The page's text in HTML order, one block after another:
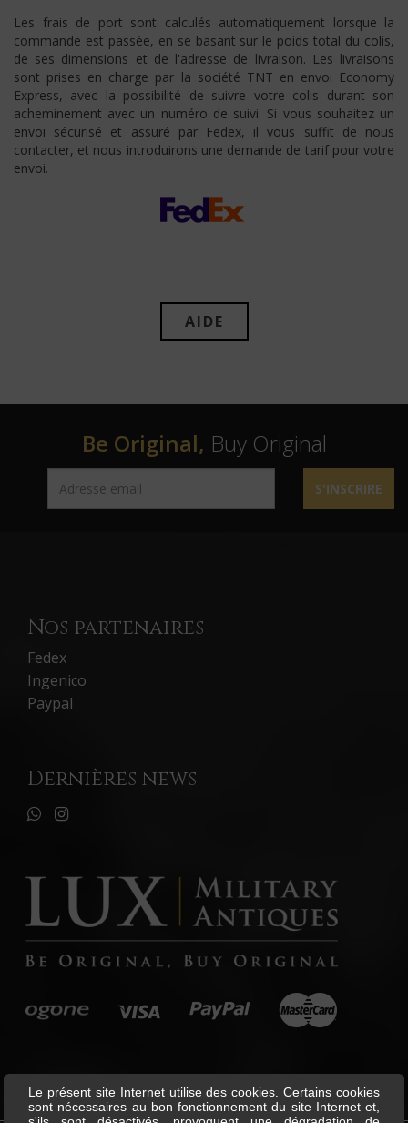
Les frais de port sont calculés automatiquement lorsque la
commande est passée, en se basant sur le poids total du colis,
de ses dimensions et de l'adresse de livraison. Les livraisons
sont prises en charge par la société TNT en envoi Economy
Express, avec la possibilité de suivre votre colis durant son
acheminement avec un numéro de suivi. Si vous souhaitez un
envoi sécurisé et assuré par Fedex, il vous suffit de nous
contacter, et nous introduirons une demande de tarif pour votre
envoi.
AIDE
Be Original, Buy Original
S'INSCRIRE
Nos partenaires
Fedex
Ingenico
Paypal
Dernières news
Le présent site Internet utilise des cookies. Certains cookies
sont nécessaires au bon fonctionnement du site Internet et,